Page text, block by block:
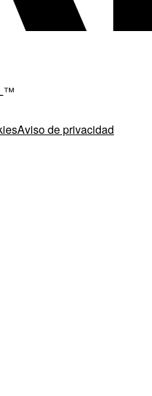
Aviso de privacidad